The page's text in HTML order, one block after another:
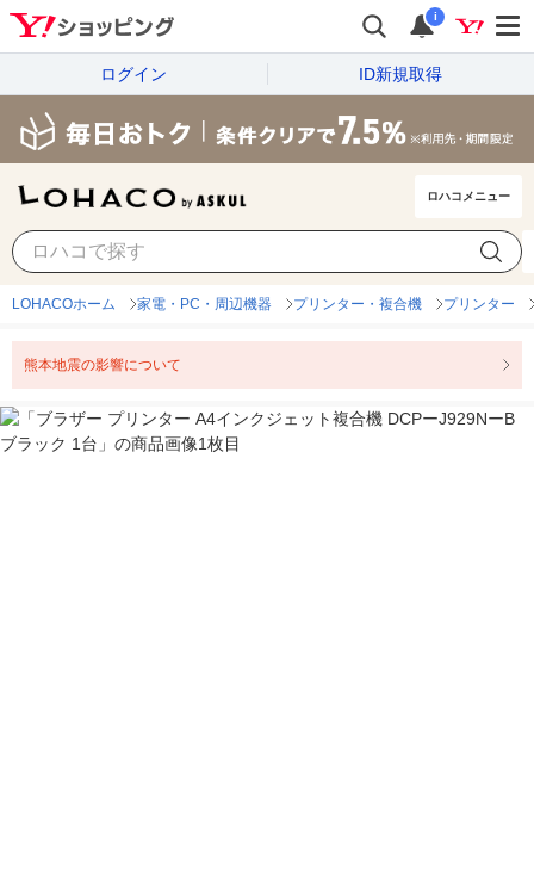
i
ログイン ID新規取得
ロハコメニュー
LOHACOホーム 家電・PC・周辺機器 プリンター・複合機 プリンター
熊本地震の影響について